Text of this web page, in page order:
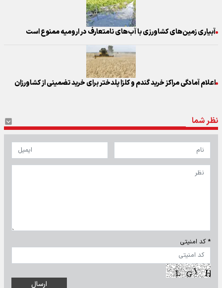
آبیاری زمین‌های کشاورزی با آب‌های نامتعارف در ارومیه ممنوع است
اعلام آمادگی مراکز خرید گندم و کلزا پلدختر برای خرید تضمینی از کشاورزان
نظر شما
* کد امنیتی